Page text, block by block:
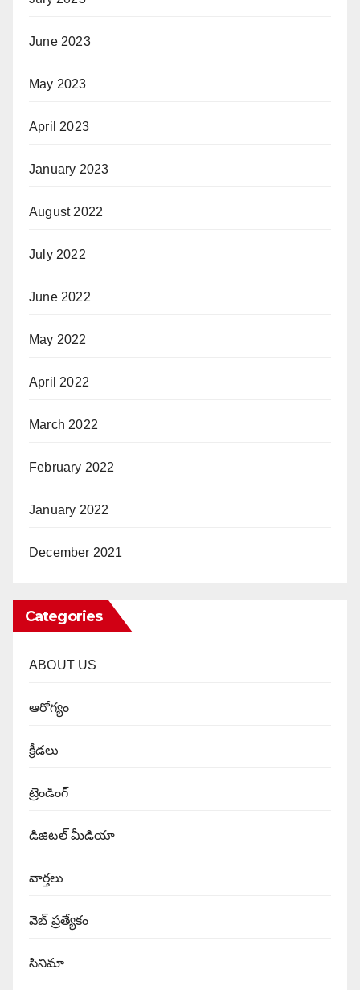
June 2023
May 2023
April 2023
January 2023
August 2022
July 2022
June 2022
May 2022
April 2022
March 2022
February 2022
January 2022
December 2021
Categories
ABOUT US
ఆరోగ్యం
క్రీడలు
ట్రెండింగ్
డిజిటల్ మీడియా
వార్త‌లు
వెబ్ ప్రత్యేకం
సినిమా